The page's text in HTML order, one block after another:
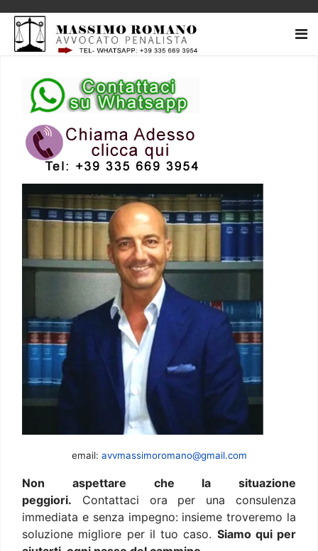
email: avvmassimoromano@gmail.com
Non aspettare che la situazione
peggiori. Contattaci ora per una consulenza
immediata e senza impegno: insieme troveremo la
soluzione migliore per il tuo caso. Siamo qui per